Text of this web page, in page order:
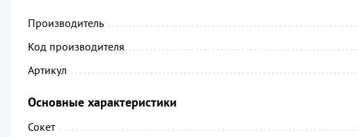
Производитель
Код производителя
Артикул
Основные характеристики
Сокет